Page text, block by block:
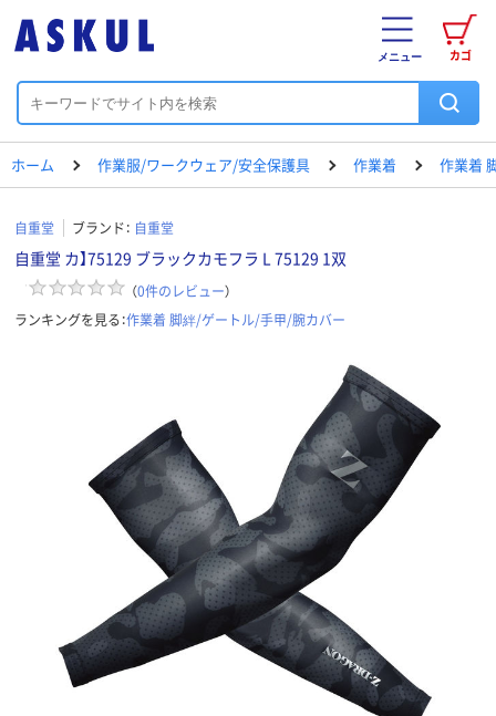
カゴ
メニュー
ホーム 作業服/ワークウェア/安全保護具 作業着 作業着
自重堂 ブランド： 自重堂
自重堂 カ】75129 ブラックカモフラ L 75129 1双
（0件のレビュー）
ランキングを見る：作業着 脚絆/ゲートル/手甲/腕カバー